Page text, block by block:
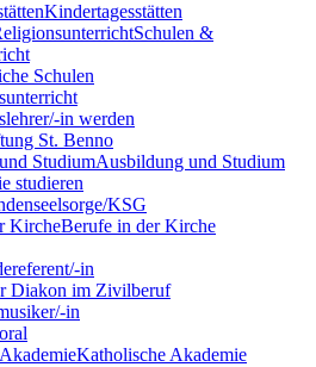
Kindertagesstätten
Schulen &
Schulen
in werden
St. Benno
Ausbildung und Studium
studieren
KSG
Berufe in der Kirche
in
Diakon im Zivilberuf
in
Katholische Akademie